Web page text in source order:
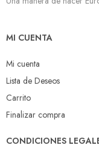
MI CUENTA
Mi cuenta
Lista de Deseos
Carrito
Finalizar compra
CONDICIONES